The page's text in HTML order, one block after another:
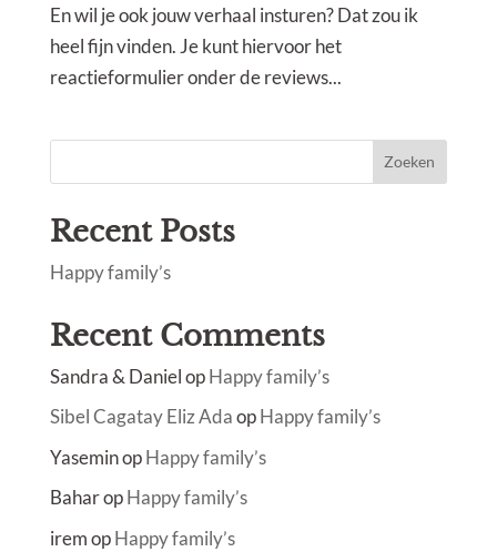
En wil je ook jouw verhaal insturen? Dat zou ik
heel fijn vinden. Je kunt hiervoor het
reactieformulier onder de reviews...
Zoeken
Recent Posts
Happy family’s
Recent Comments
Sandra & DanielopHappy family’s
Sibel Cagatay Eliz AdaopHappy family’s
YaseminopHappy family’s
BaharopHappy family’s
iremopHappy family’s